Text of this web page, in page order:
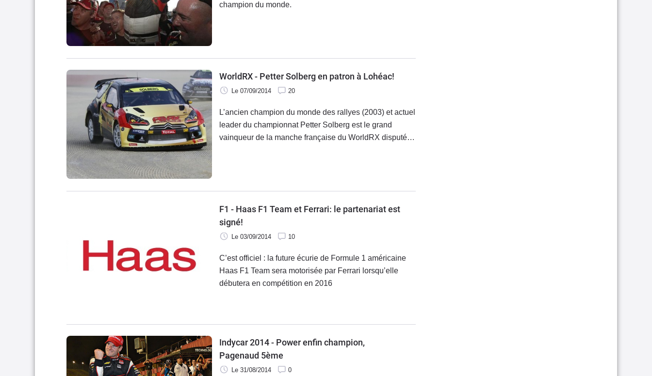
champion du monde.
WorldRX - Petter Solberg en patron à Lohéac!
Le 07/09/2014 20
L’ancien champion du monde des rallyes (2003) et actuel
leader du championnat Petter Solberg est le grand
vainqueur de la manche française du WorldRX disputée
F1 - Haas F1 Team et Ferrari: le partenariat est
signé!
Le 03/09/2014 10
C’est officiel : la future écurie de Formule 1 américaine
Haas F1 Team sera motorisée par Ferrari lorsqu’elle
débutera en compétition en 2016
Indycar 2014 - Power enfin champion,
Pagenaud 5ème
Le 31/08/2014 0